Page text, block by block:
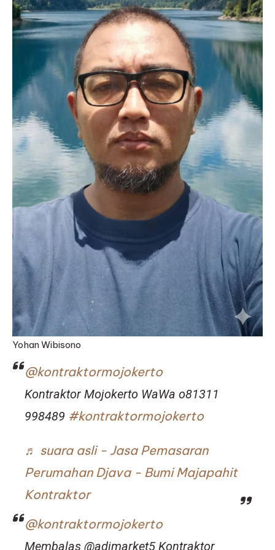
Yohan Wibisono
@kontraktormojokerto
Kontraktor Mojokerto WaWa o81311
998489 #kontraktormojokerto
♬ suara asli - Jasa Pemasaran
Perumahan Djava - Bumi Majapahit
Kontraktor
@kontraktormojokerto
Membalas @adimarket5 Kontraktor